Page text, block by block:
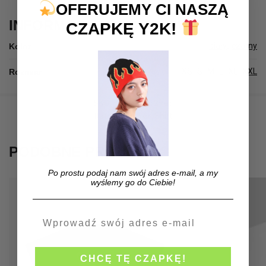
INFORMACJE DODATKOWE
Kolor czarny
Rozmiar XXL
78ac71b329e5
Kategoria:
PODOBNE PRODUKTY
OFERUJEMY CI NASZĄ
CZAPKĘ Y2K!
Po prostu podaj nam swój adres e-mail, a my
wyślemy go do Ciebie!
CHCĘ TĘ CZAPKĘ!